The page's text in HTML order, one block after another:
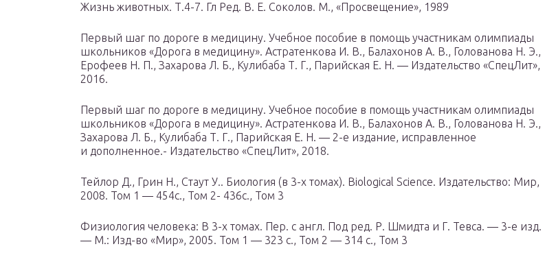
Жизнь животных. Т.4-7. Гл Ред. В. Е. Соколов. М., «Просвещение», 1989
Первый шаг по дороге в медицину. Учебное пособие в помощь участникам олимпиады
школьников «Дорога в медицину». Астратенкова И. В., Балахонов А. В., Голованова Н. Э.,
Ерофеев Н. П., Захарова Л. Б., Кулибаба Т. Г., Парийская Е. Н. — Издательство «СпецЛит»,
2016.
Первый шаг по дороге в медицину. Учебное пособие в помощь участникам олимпиады
школьников «Дорога в медицину». Астратенкова И. В., Балахонов А. В., Голованова Н. Э.,
Захарова Л. Б., Кулибаба Т. Г., Парийская Е. Н. — 2-е издание, исправленное
и дополненное.- Издательство «СпецЛит», 2018.
Тейлор Д., Грин Н., Стаут У.. Биология (в 3-х томах). Biological Science. Издательство: Мир,
2008. Том 1 — 454с., Том 2- 436с., Том 3
Физиология человека: В 3-х томах. Пер. с англ. Под ред. Р. Шмидта и Г. Тевса. — 3-е изд.
— М.: Изд-во «Мир», 2005. Том 1 — 323 с., Том 2 — 314 с., Том 3